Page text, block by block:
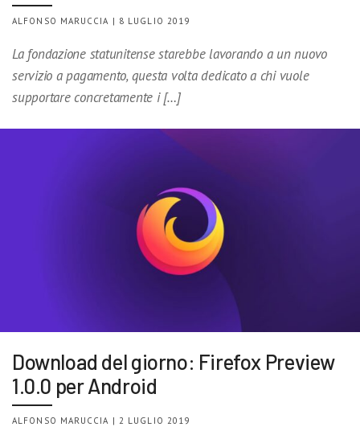
ALFONSO MARUCCIA | 8 LUGLIO 2019
La fondazione statunitense starebbe lavorando a un nuovo
servizio a pagamento, questa volta dedicato a chi vuole
supportare concretamente i […]
Download del giorno: Firefox Preview
1.0.0 per Android
ALFONSO MARUCCIA | 2 LUGLIO 2019